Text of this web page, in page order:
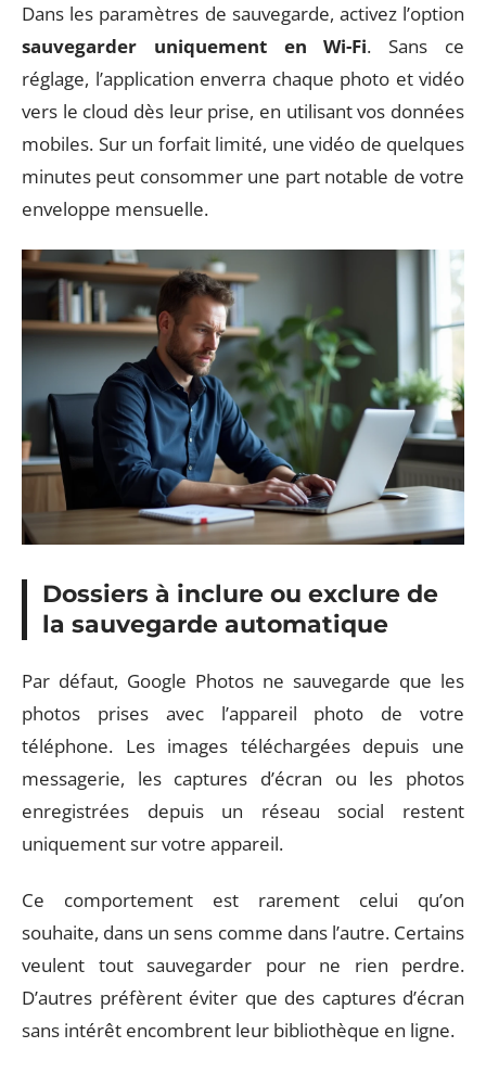
Dans les paramètres de sauvegarde, activez l’option
sauvegarder uniquement en Wi-Fi. Sans ce
réglage, l’application enverra chaque photo et vidéo
vers le cloud dès leur prise, en utilisant vos données
mobiles. Sur un forfait limité, une vidéo de quelques
minutes peut consommer une part notable de votre
enveloppe mensuelle.
Dossiers à inclure ou exclure de
la sauvegarde automatique
Par défaut, Google Photos ne sauvegarde que les
photos prises avec l’appareil photo de votre
téléphone. Les images téléchargées depuis une
messagerie, les captures d’écran ou les photos
enregistrées depuis un réseau social restent
uniquement sur votre appareil.
Ce comportement est rarement celui qu’on
souhaite, dans un sens comme dans l’autre. Certains
veulent tout sauvegarder pour ne rien perdre.
D’autres préfèrent éviter que des captures d’écran
sans intérêt encombrent leur bibliothèque en ligne.